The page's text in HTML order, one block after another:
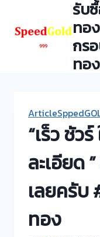
content
รับ
ทอ
กร
ทอ
“เร็ว ชัว
ละเอียด
เลยครับ
ทอง